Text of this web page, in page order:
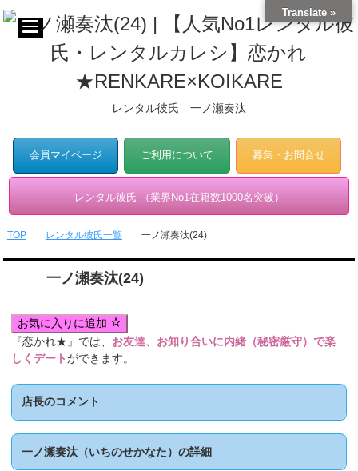
レンタル彼氏 一ノ瀬奏汰
会員マイページ ご利用について 募集・お問合せ
レンタル彼氏 （業界No1在籍数1000名突破）
TOP レンタル彼氏一覧 一ノ瀬奏汰(24)
一ノ瀬奏汰(24)
お気に入りに追加
『恋かれ★』では、 お友達、お知り合いに内緒（秘密厳守）で楽
しくデートができます。
店長のコメント
一ノ瀬奏汰（いちのせかなた）の詳細
Translate »